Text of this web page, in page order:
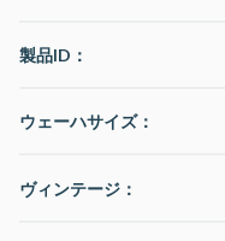
製品ID：
ウェーハサイズ：
ヴィンテージ：